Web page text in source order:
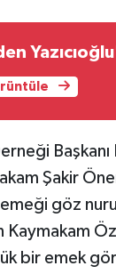
Şakir
göz
bir emek